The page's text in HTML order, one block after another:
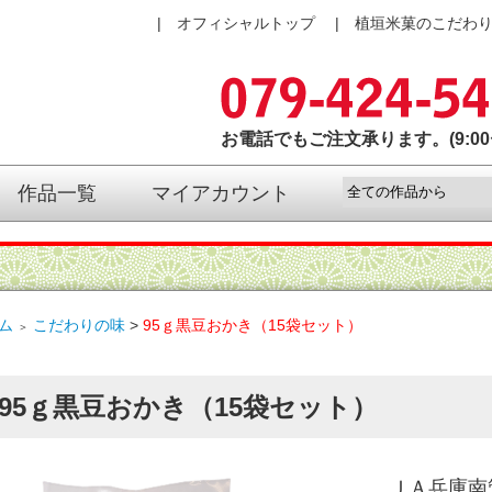
オフィシャルトップ 植垣米菓のこだわり
お電話でもご注文承ります。
作品一覧 マイアカウント
＞ こだわりの味 > 95ｇ黒豆おかき（15袋セット）
ｇ黒豆おかき（15袋セット）
ＪＡ兵庫